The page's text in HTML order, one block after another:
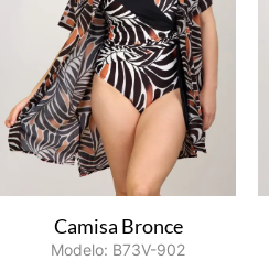
Camisa Bronce
Modelo: B73V-902